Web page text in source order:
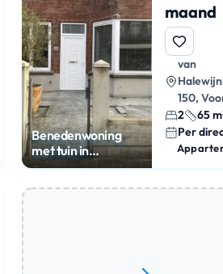
Benedenwoning
met tuin in
Voorburg
maand
van
150,
2
65
Per